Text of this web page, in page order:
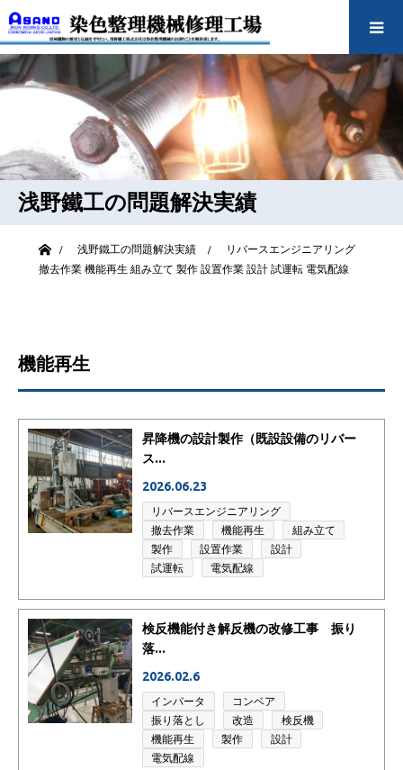
浅野鐵工の問題解決実績
ホーム浅野鐵工の問題解決実績
リバースエンジニアリング
撤去作業 機能再生 組み立て 製作 設置作業 設計 試運転 電気配線
機能再生
昇降機の設計製作（既設設備のリバー
ス...
2026.06.23
リバースエンジニアリング
撤去作業
機能再生
組み立て
製作
設置作業
設計
試運転
電気配線
検反機能付き解反機の改修工事 振り
落...
2026.02.6
インバータ
コンベア
振り落とし
改造
検反機
機能再生
製作
設計
電気配線